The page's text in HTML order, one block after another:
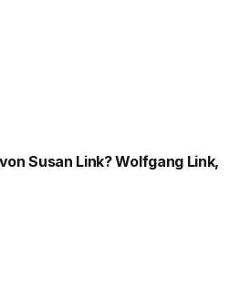
Susan Link? Wolfgang Link,